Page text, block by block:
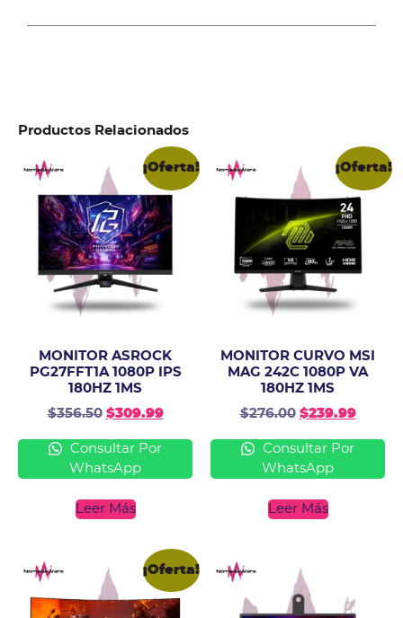
Productos Relacionados
¡Oferta!
MONITOR ASROCK
PG27FFT1A 1080P IPS
180HZ 1MS
$356.50 $309.99
Consultar Por
WhatsApp
Leer Más
¡Oferta!
MONITOR CURVO MSI
MAG 242C 1080P VA
180HZ 1MS
$276.00 $239.99
Consultar Por
WhatsApp
Leer Más
¡Oferta!